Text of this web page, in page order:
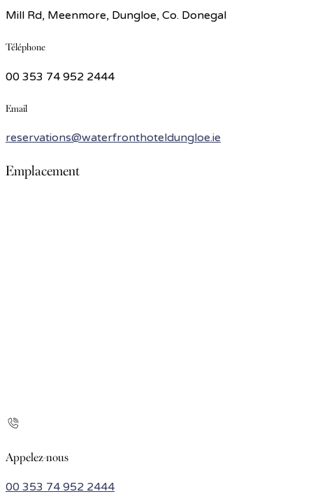
Mill Rd, Meenmore, Dungloe, Co. Donegal
Téléphone
00 353 74 952 2444
Email
reservations@waterfronthoteldungloe.ie
Emplacement
Appelez-nous
00 353 74 952 2444